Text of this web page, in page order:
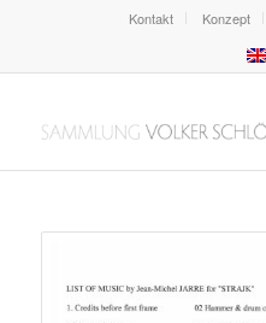
Kontakt Konzept